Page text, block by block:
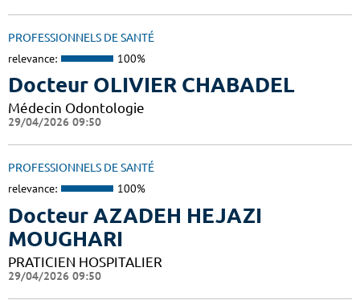
PROFESSIONNELS DE SANTÉ
relevance: 100%
Docteur OLIVIER CHABADEL
Médecin Odontologie
29/04/2026 09:50
PROFESSIONNELS DE SANTÉ
relevance: 100%
Docteur AZADEH HEJAZI
MOUGHARI
PRATICIEN HOSPITALIER
29/04/2026 09:50